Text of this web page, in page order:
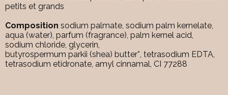
petits et grands
Composition sodium palmate, sodium palm kernelate,
aqua (water), parfum (fragrance), palm kernel acid,
sodium chloride, glycerin,
butyrospermum parkii (shea) butter*, tetrasodium EDTA,
tetrasodium etidronate, amyl cinnamal, CI 77288